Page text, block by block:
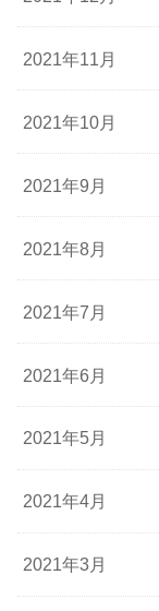
2021年11月
2021年10月
2021年9月
2021年8月
2021年7月
2021年6月
2021年5月
2021年4月
2021年3月